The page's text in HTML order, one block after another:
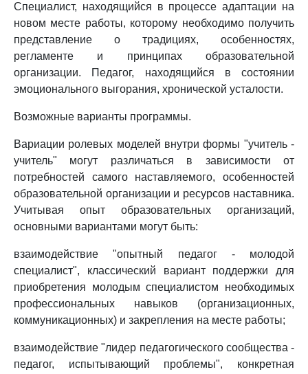
Специалист, находящийся в процессе адаптации на
новом месте работы, которому необходимо получить
представление о традициях, особенностях,
регламенте и принципах образовательной
организации. Педагог, находящийся в состоянии
эмоционального выгорания, хронической усталости.
Возможные варианты программы.
Вариации ролевых моделей внутри формы "учитель -
учитель" могут различаться в зависимости от
потребностей самого наставляемого, особенностей
образовательной организации и ресурсов наставника.
Учитывая опыт образовательных организаций,
основными вариантами могут быть:
взаимодействие "опытный педагог - молодой
специалист", классический вариант поддержки для
приобретения молодым специалистом необходимых
профессиональных навыков (организационных,
коммуникационных) и закрепления на месте работы;
взаимодействие "лидер педагогического сообщества -
педагог, испытывающий проблемы", конкретная